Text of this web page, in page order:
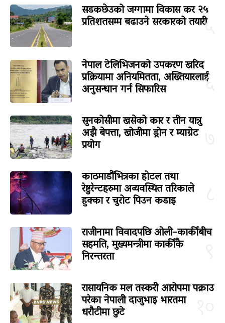
५
सडकछेउको जग्गामा विकास कर २५
प्रतिशतसम्म बढाउने सरकारको तयारी
६
नेपाल टेलिभिजनको उपकरण खरिद
प्रक्रियामा अनियमितता, अख्तियारलाई
अनुसन्धान गर्न सिफारिस
सुनकोसीमा खसेको कार र तीन यात्रु
अझै बेपत्ता, खोजीमा ड्रोन र म्याग्नेट
प्रयोग
काठमाडौंभित्रका होटल तथा
रेष्टुरेन्टहरुमा अव्यवस्थित तरिकाले
हुक्का र चुरोट पिउन कडाइ
राजीनामा विवादपछि ओली–कार्कीबीच
सहमति, मुख्यमन्त्रीमा कार्कीकै
निरन्तरता
रासायनिक मल तस्करी आरोपमा पक्राउ
परेका नेपाली दाजुभाइ भारतमा
धरौटीमा छुटे